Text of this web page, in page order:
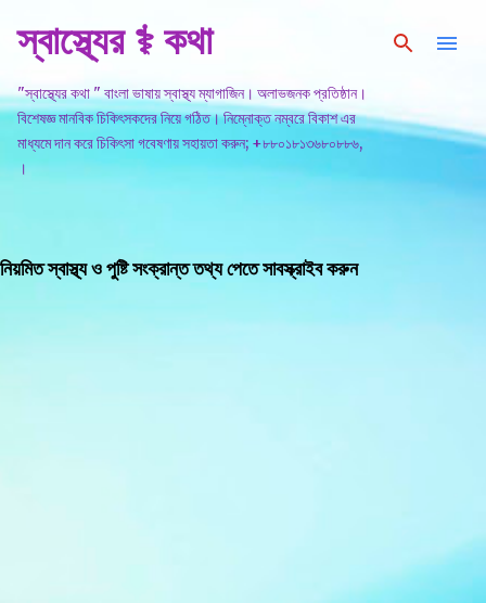
সরাসরি প্রধান সামগ্রীতে চলে যান
স্বাস্থ্যের ⚕️ কথা
"স্বাস্থ্যের কথা " বাংলা ভাষায় স্বাস্থ্য ম্যাগাজিন। অলাভজনক প্রতিষ্ঠান।
বিশেষজ্ঞ মানবিক চিকিৎসকদের নিয়ে গঠিত। নিম্নোক্ত নম্বরে বিকাশ এর
মাধ্যমে দান করে চিকিৎসা গবেষণায় সহায়তা করুন; +৮৮০১৮১৩৬৮০৮৮৬,
।
নিয়মিত স্বাস্থ্য ও পুষ্টি সংক্রান্ত তথ্য পেতে সাবস্ক্রাইব করুন